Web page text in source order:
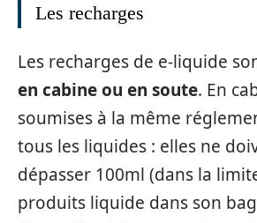
Les recharges
Les recharges de e-liquide
en cabine ou en soute. En
soumises à la même
tous les liquides : elles ne
dépasser 100ml (dans la
produits liquide dans son